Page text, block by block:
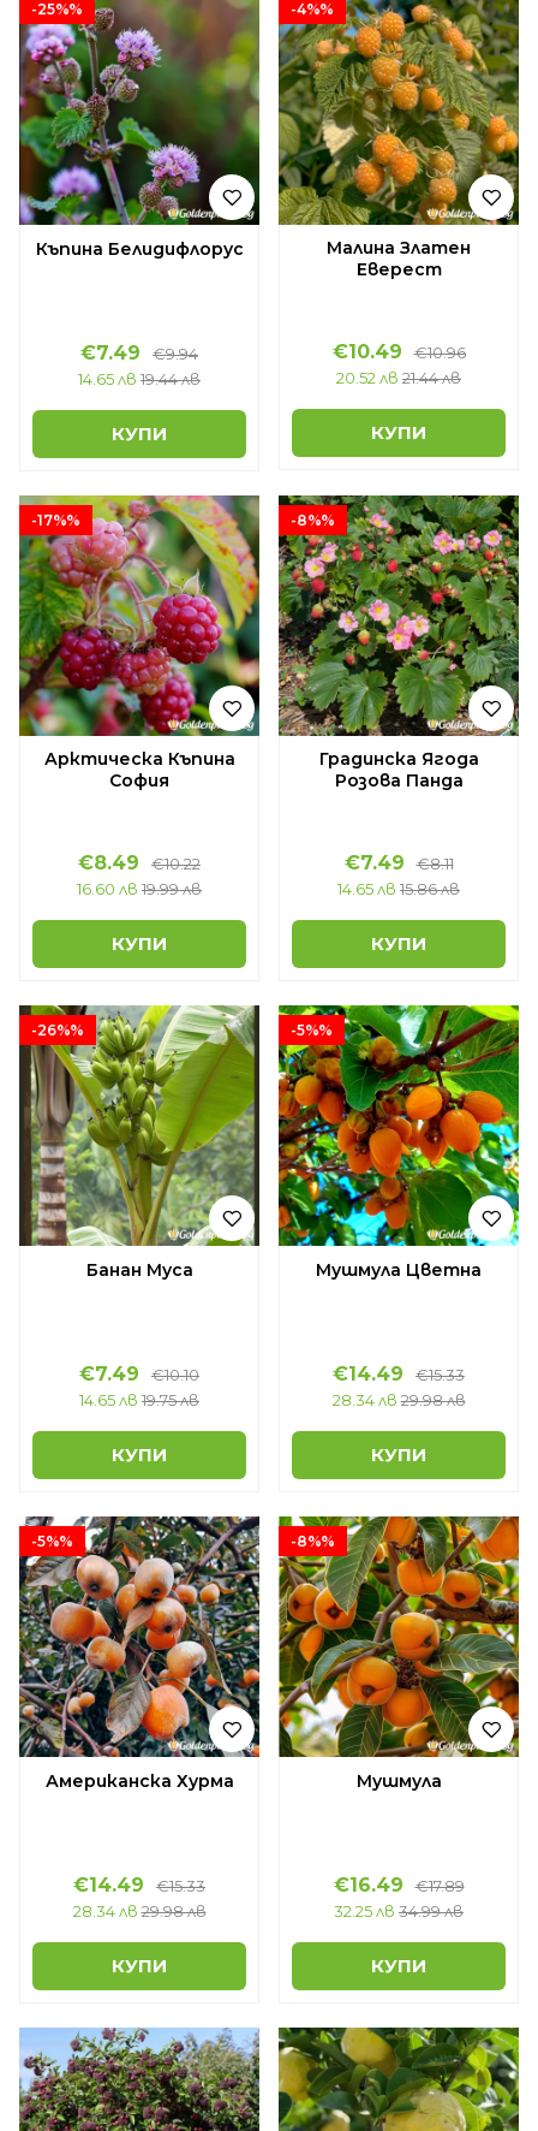
-25%%
Къпина Белидифлорус
€7.49
€9.94
14.65 лв 19.44 лв
КУПИ
-4%%
Малина Златен
Еверест
€10.49
€10.96
20.52 лв 21.44 лв
КУПИ
-17%%
Арктическа Къпина
София
€8.49
€10.22
16.60 лв 19.99 лв
КУПИ
-8%%
Градинска Ягода
Розова Панда
€7.49
€8.11
14.65 лв 15.86 лв
КУПИ
-26%%
Банан Муса
€7.49
€10.10
14.65 лв 19.75 лв
КУПИ
-5%%
Мушмула Цветна
€14.49
€15.33
28.34 лв 29.98 лв
КУПИ
-5%%
Американска Хурма
€14.49
€15.33
28.34 лв 29.98 лв
КУПИ
-8%%
Мушмула
€16.49
€17.89
32.25 лв 34.99 лв
КУПИ